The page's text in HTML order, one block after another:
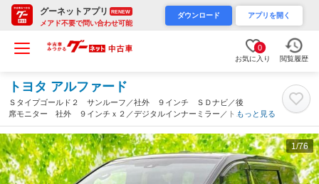
グーネットアプリ RENEW
メアド不要で問い合わせ可能
ダウンロード アプリを開く
0
お気に入り 閲覧履歴
トヨタ アルファード
Ｓタイプゴールド２ サンルーフ／社外 ９インチ ＳＤナビ／後
席モニター 社外 ９インチｘ２／デジタルインナーミラー／トヨ
タセーフティセンス／両側電動スライドドア／車線逸脱防止支援シ
ステム／電動バックドア（高知県）
もっと見る
1 /76